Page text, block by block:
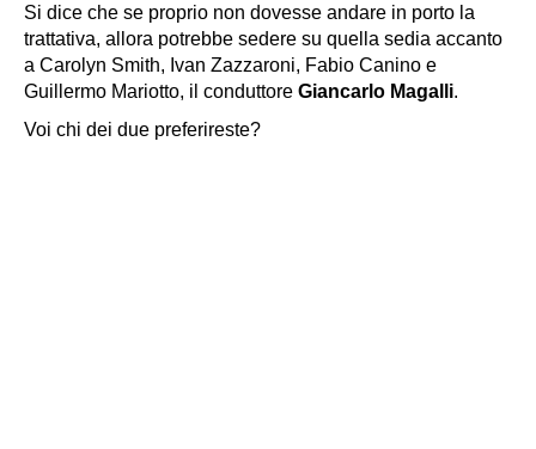
Si dice che se proprio non dovesse andare in porto la
trattativa, allora potrebbe sedere su quella sedia accanto
a Carolyn Smith, Ivan Zazzaroni, Fabio Canino e
Guillermo Mariotto, il conduttore Giancarlo Magalli.
Voi chi dei due preferireste?